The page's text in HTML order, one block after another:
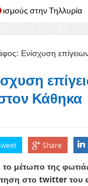
Ολοκληρώθηκε
Κάθηκα
Share
το μέτωπο της
στο twitter του